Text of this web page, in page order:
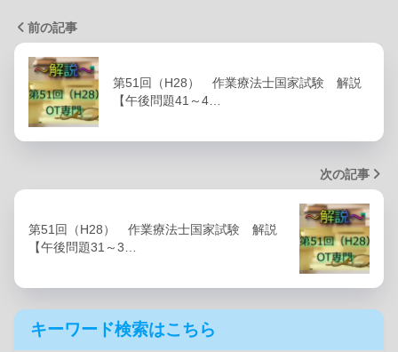
前の記事
第51回（H28） 作業療法士国家試験 解説
【午後問題41～4…
次の記事
第51回（H28） 作業療法士国家試験 解説
【午後問題31～3…
キーワード検索はこちら